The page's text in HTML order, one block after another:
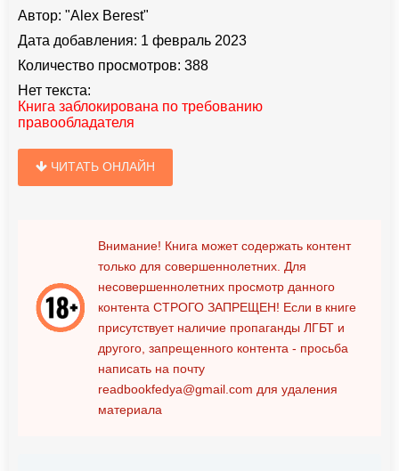
Автор: "Alex Berest"
Дата добавления: 1 февраль 2023
Количество просмотров: 388
Нет текста:
Книга заблокирована по требованию
правообладателя
ЧИТАТЬ ОНЛАЙН
Внимание! Книга может содержать контент
только для совершеннолетних. Для
несовершеннолетних просмотр данного
контента СТРОГО ЗАПРЕЩЕН! Если в книге
присутствует наличие пропаганды ЛГБТ и
другого, запрещенного контента - просьба
написать на почту
readbookfedya@gmail.com для удаления
материала